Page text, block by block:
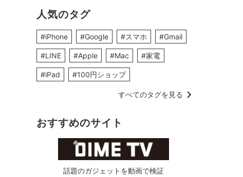
人気のタグ
#iPhone #Google #スマホ #Gmail
#LINE #Apple #Mac #家電
#iPad #100円ショップ
すべてのタグを見る
おすすめのサイト
話題のガジェットを動画で検証